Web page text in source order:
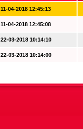
11-04-2018 12:45:13
11-04-2018 12:45:08
22-03-2018 10:14:10
22-03-2018 10:14:00